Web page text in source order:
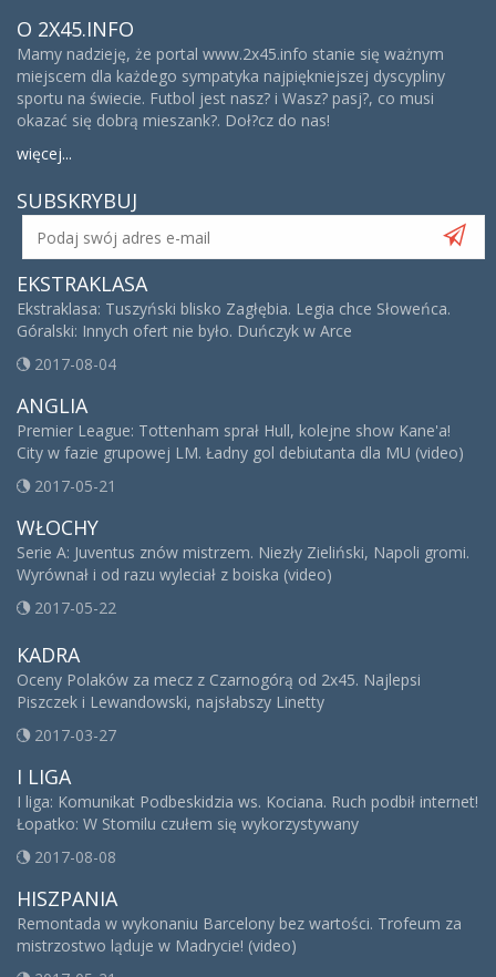
O 2X45.INFO
Mamy nadzieję, że portal www.2x45.info stanie się ważnym
miejscem dla każdego sympatyka najpiękniejszej dyscypliny
sportu na świecie. Futbol jest nasz? i Wasz? pasj?, co musi
okazać się dobrą mieszank?. Doł?cz do nas!
więcej...
SUBSKRYBUJ
EKSTRAKLASA
Ekstraklasa: Tuszyński blisko Zagłębia. Legia chce Słoweńca.
Góralski: Innych ofert nie było. Duńczyk w Arce
2017-08-04
ANGLIA
Premier League: Tottenham sprał Hull, kolejne show Kane'a!
City w fazie grupowej LM. Ładny gol debiutanta dla MU (video)
2017-05-21
WŁOCHY
Serie A: Juventus znów mistrzem. Niezły Zieliński, Napoli gromi.
Wyrównał i od razu wyleciał z boiska (video)
2017-05-22
KADRA
Oceny Polaków za mecz z Czarnogórą od 2x45. Najlepsi
Piszczek i Lewandowski, najsłabszy Linetty
2017-03-27
I LIGA
I liga: Komunikat Podbeskidzia ws. Kociana. Ruch podbił internet!
Łopatko: W Stomilu czułem się wykorzystywany
2017-08-08
HISZPANIA
Remontada w wykonaniu Barcelony bez wartości. Trofeum za
mistrzostwo ląduje w Madrycie! (video)